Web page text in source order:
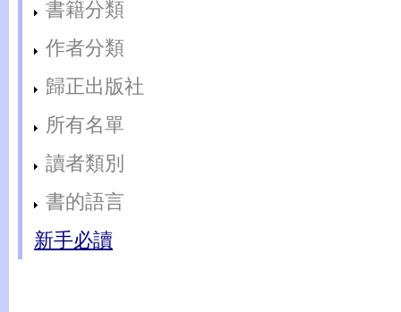
書籍分類
作者分類
歸正出版社
所有名單
讀者類別
書的語言
新手必讀